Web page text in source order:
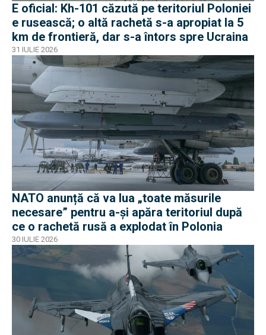
E oficial: Kh-101 căzută pe teritoriul Poloniei
e rusească; o altă rachetă s-a apropiat la 5
km de frontieră, dar s-a întors spre Ucraina
31 IULIE 2026
NATO anunță că va lua „toate măsurile
necesare” pentru a-și apăra teritoriul după
ce o rachetă rusă a explodat în Polonia
30 IULIE 2026